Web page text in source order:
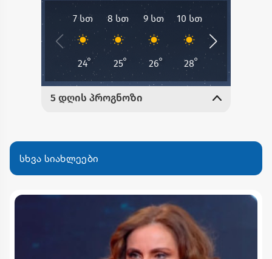
სხვა სიახლეები